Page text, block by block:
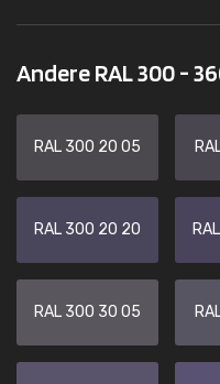
Andere RAL 300 -
RAL 300 20 05
RAL 300 20 20
RAL 300 30 05